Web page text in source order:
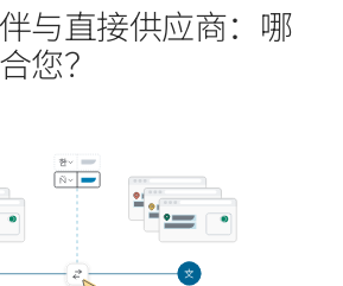
与直接供应商：哪
您？